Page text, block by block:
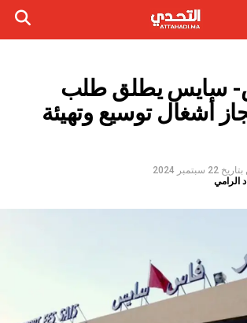
سايس يطلق طلب
أشغال توسيع وتهيئة
بتاريخ 22 سبتمبر 2024
الرامي